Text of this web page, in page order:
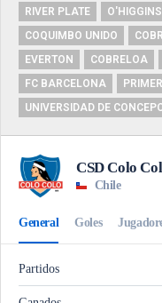
RIVER PLATE
O'HIGGINS
COQUIMBO UNIDO
EVERTON
COBRELOA
FC BARCELONA
UNIVERSIDAD DE